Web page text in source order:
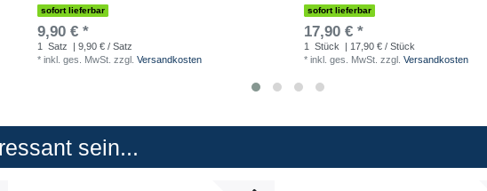
sofort lieferbar
9,90 € *
1 Satz
| 9,90 € / Satz
* inkl. ges. MwSt. zzgl. Versandkosten
sofort lieferbar
17,90 € *
1 Stück
| 17,90 € / Stück
* inkl. ges. MwSt. zzgl. Versandkosten
sein...